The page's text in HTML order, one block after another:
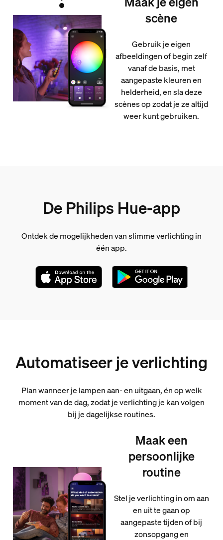
scène
Gebruik je eigen
afbeeldingen of begin zelf
vanaf de basis, met
aangepaste kleuren en
helderheid, en sla deze
scènes op zodat je ze altijd
weer kunt gebruiken.
De Philips Hue-app
Ontdek de mogelijkheden van slimme verlichting in
één app.
Automatiseer je verlichting
Plan wanneer je lampen aan- en uitgaan, én op welk
moment van de dag, zodat je verlichting je kan volgen
bij je dagelijkse routines.
Maak een
persoonlijke
routine
Stel je verlichting in om aan
en uit te gaan op
aangepaste tijden of bij
zonsopgang en